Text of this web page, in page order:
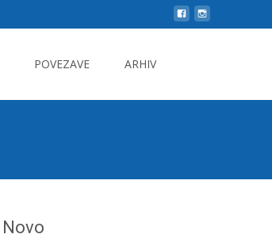
POVEZAVE ARHIV
Novo